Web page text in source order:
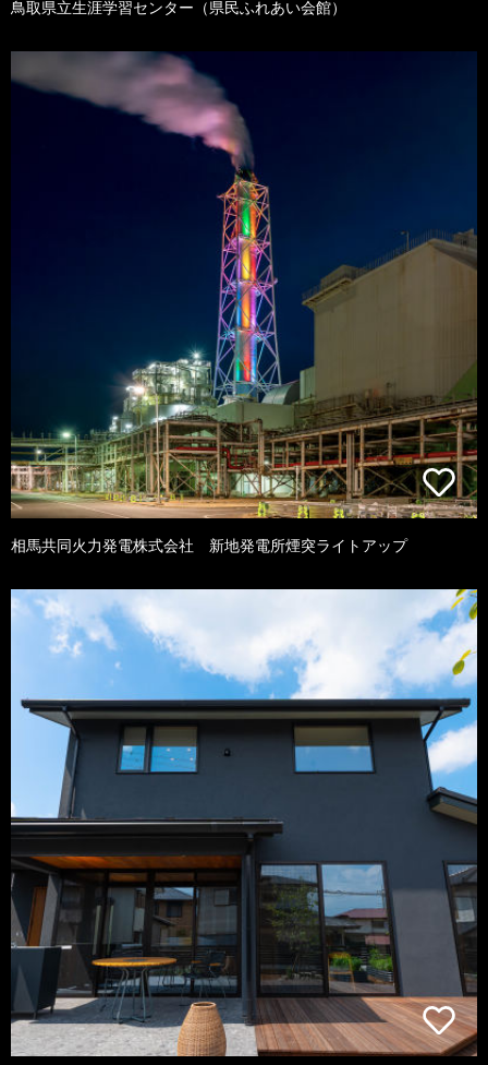
鳥取県立生涯学習センター（県民ふれあい会館）
相馬共同火力発電株式会社 新地発電所煙突ライトアップ